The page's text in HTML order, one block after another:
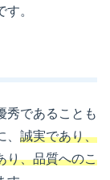
。
秀であることも
誠実であり、
り、品質へのこ